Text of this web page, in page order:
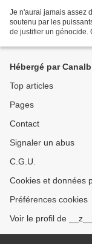
Je n'aurai jamais assez
soutenu par les
de justifier un génocide.
Hébergé par
Top articles
Pages
Contact
Signaler un abus
C.G.U.
Cookies et données
Préférences cookies
Voir le profil de